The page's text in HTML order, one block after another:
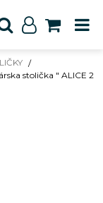
stolička " ALICE 2